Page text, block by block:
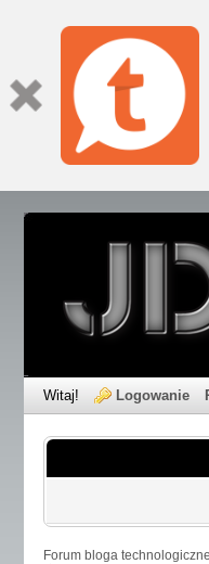
Witaj! Logowanie
Forum bloga